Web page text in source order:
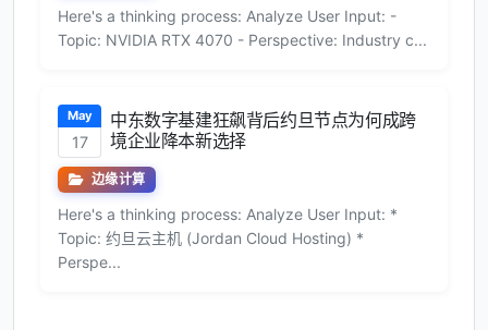
Here's a thinking process: Analyze User Input: -
Topic: NVIDIA RTX 4070 - Perspective: Industry c...
May
17
中东数字基建狂飙背后约旦节点为何成跨
境企业降本新选择
边缘计算
Here's a thinking process: Analyze User Input: *
Topic: 约旦云主机 (Jordan Cloud Hosting) *
Perspe...